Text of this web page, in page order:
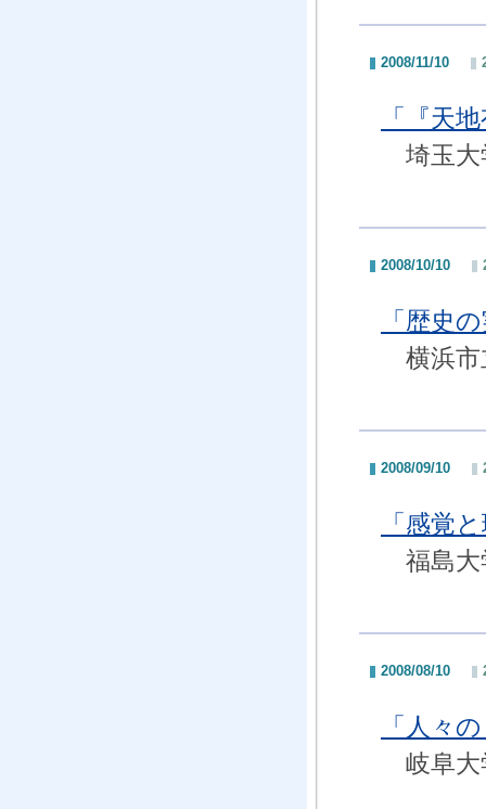
2008/11/10
「『天
埼玉大
2008/10/10
「歴史
横浜市
2008/09/10
「感覚
福島大
2008/08/10
「人々
岐阜大